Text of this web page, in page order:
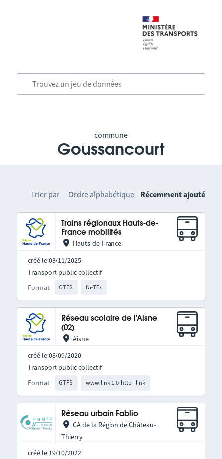
commune
Goussancourt
Trier par Ordre alphabétique Récemment ajouté
Trains régionaux Hauts-de-
France mobilités
Hauts-de-France
créé le 03/11/2025
Format GTFS NeTEx
Transport public collectif
Réseau scolaire de l'Aisne
(02)
Aisne
créé le 08/09/2020
Format GTFS www:link-1.0-http--link
Transport public collectif
Réseau urbain Fablio
CA de la Région de Château-
Thierry
créé le 19/10/2022